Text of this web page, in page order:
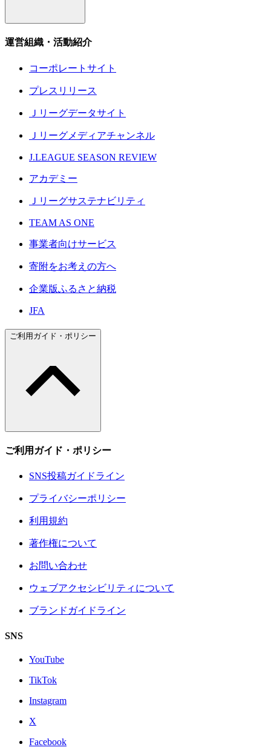
運営組織・活動紹介
コーポレートサイト
プレスリリース
Ｊリーグデータサイト
Ｊリーグメディアチャンネル
J.LEAGUE SEASON REVIEW
アカデミー
Ｊリーグサステナビリティ
TEAM AS ONE
事業者向けサービス
寄附をお考えの方へ
企業版ふるさと納税
JFA
ご利用ガイド・ポリシー
ご利用ガイド・ポリシー
SNS投稿ガイドライン
プライバシーポリシー
利用規約
著作権について
お問い合わせ
ウェブアクセシビリティについて
ブランドガイドライン
SNS
YouTube
TikTok
Instagram
X
Facebook